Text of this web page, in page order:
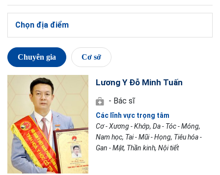
Chọn địa điểm
Chuyên gia Cơ sở
Lương Y Đỗ Minh Tuấn
- Bác sĩ
Các lĩnh vực trọng tâm
Cơ - Xương - Khớp, Da - Tóc - Móng,
Nam học, Tai - Mũi - Họng, Tiêu hóa -
Gan - Mật, Thần kinh, Nội tiết